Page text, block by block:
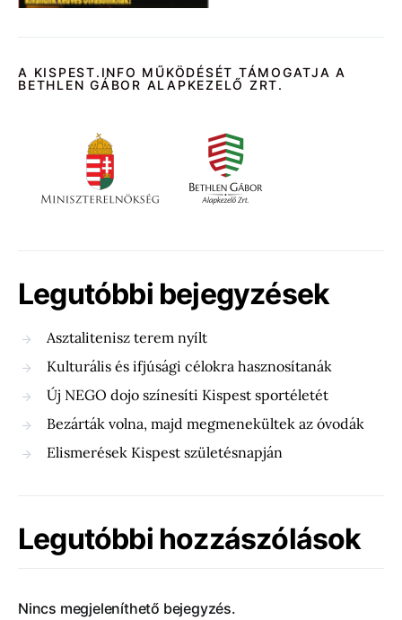
A KISPEST.INFO MŰKÖDÉSÉT TÁMOGATJA A
BETHLEN GÁBOR ALAPKEZELŐ ZRT.
Legutóbbi bejegyzések
Asztalitenisz terem nyílt
Kulturális és ifjúsági célokra hasznosítanák
Új NEGO dojo színesíti Kispest sportéletét
Bezárták volna, majd megmenekültek az óvodák
Elismerések Kispest születésnapján
Legutóbbi hozzászólások
Nincs megjeleníthető bejegyzés.